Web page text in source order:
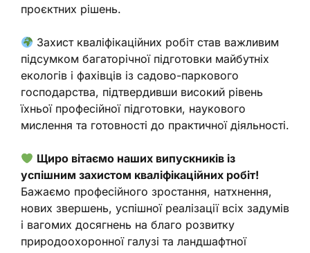
проєктних рішень.
Захист кваліфікаційних робіт став важливим
підсумком багаторічної підготовки майбутніх
екологів і фахівців із садово-паркового
господарства, підтвердивши високий рівень
їхньої професійної підготовки, наукового
мислення та готовності до практичної діяльності.
Щиро вітаємо наших випускників із
успішним захистом кваліфікаційних робіт!
Бажаємо професійного зростання, натхнення,
нових звершень, успішної реалізації всіх задумів
і вагомих досягнень на благо розвитку
природоохоронної галузі та ландшафтної